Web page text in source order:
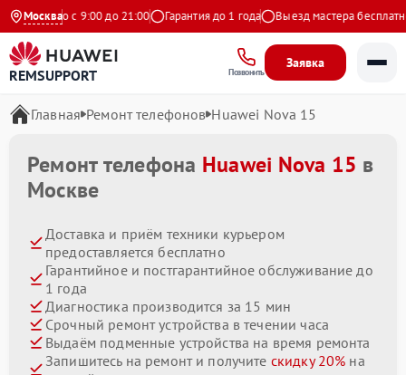
Москвас 9:00 до 21:00 Гарантия до 1 года Выезд мастера бесплатно
REMSUPPORT Позвонить
Заявка
Главная Ремонт телефонов Huawei Nova 15
Ремонт телефона Huawei Nova 15 в
Москве
Доставка и приём техники курьером
предоставляется бесплатно
Гарантийное и постгарантийное обслуживание до
1 года
Диагностика производится за 15 мин
Срочный ремонт устройства в течении часа
Выдаём подменные устройства на время ремонта
Запишитесь на ремонт и получите скидку 20% на